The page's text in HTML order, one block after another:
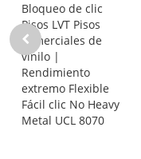
Bloqueo de clic
Pisos LVT Pisos
comerciales de
vinilo |
Rendimiento
extremo Flexible
Fácil clic No Heavy
Metal UCL 8070